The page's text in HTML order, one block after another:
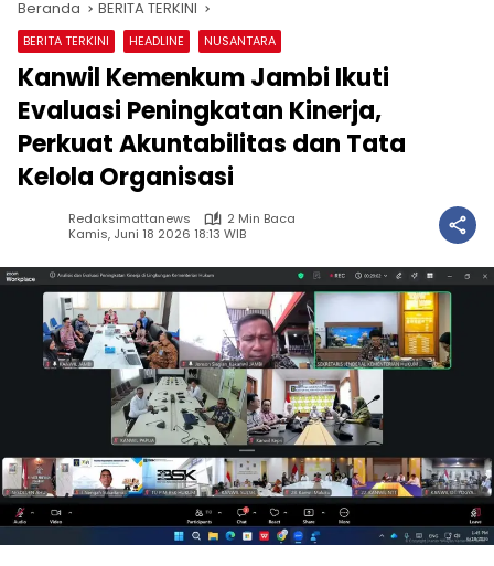
Beranda BERITA TERKINI
BERITA TERKINI HEADLINE NUSANTARA
Kanwil Kemenkum Jambi Ikuti
Evaluasi Peningkatan Kinerja,
Perkuat Akuntabilitas dan Tata
Kelola Organisasi
Redaksimattanews
2 Min Baca
Kamis, Juni 18 2026 18:13 WIB